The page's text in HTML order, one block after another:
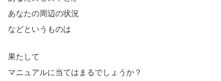
あなたの周辺の状況
などというものは
果たして
マニュアルに当てはまるでしょうか？